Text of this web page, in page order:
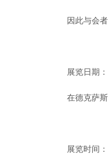
因此与会
展览日期
在德克萨
展览时间：